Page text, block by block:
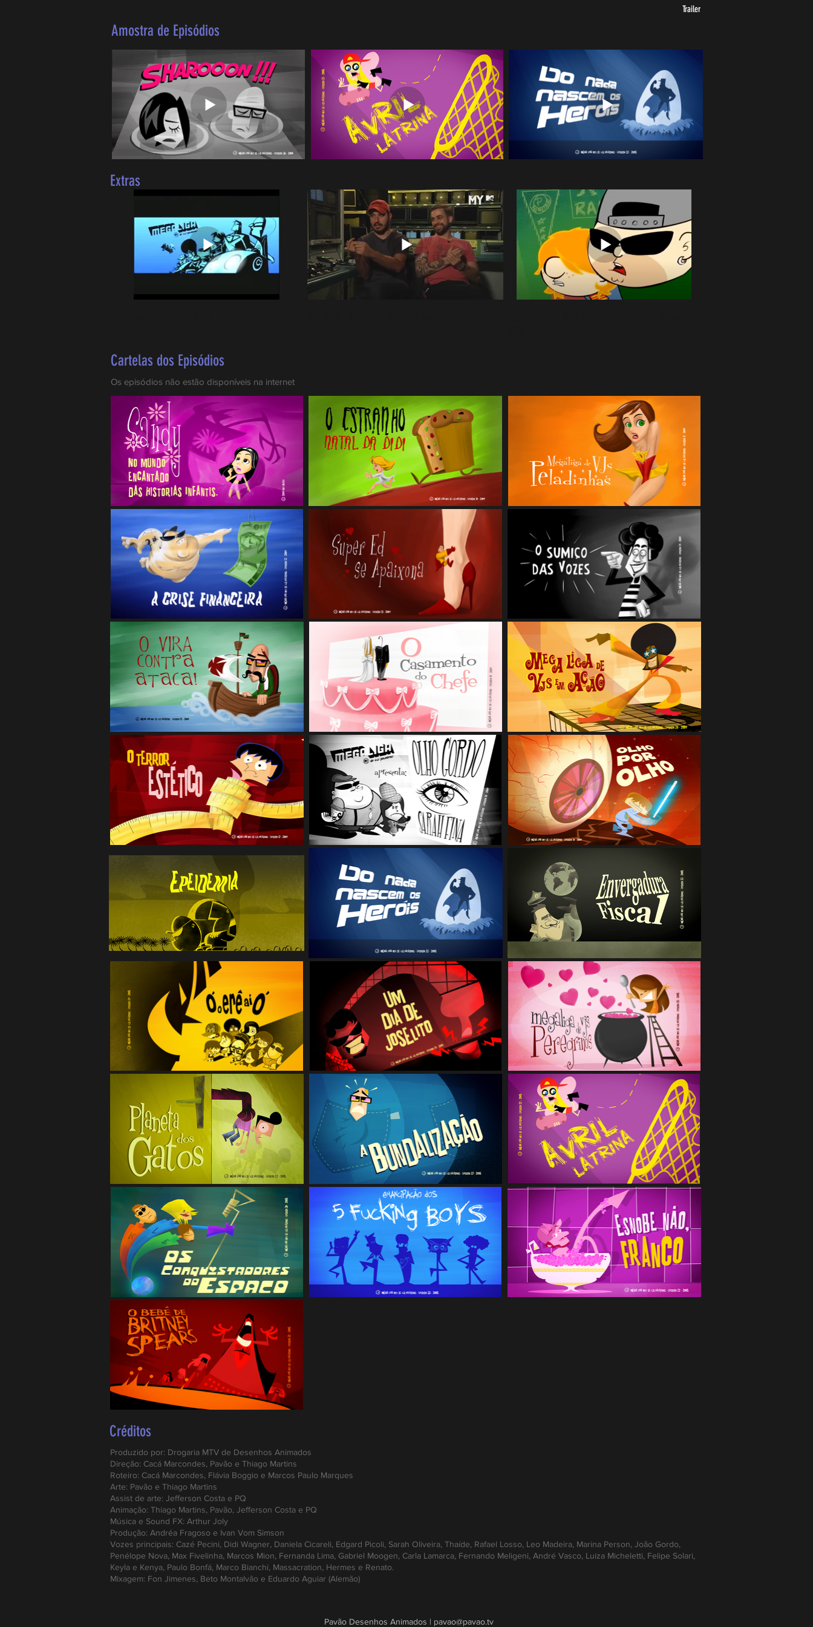
Trailer
Amostra de Episódios
Extras
Cartelas dos Episódios
Os episódios não estão disponíveis na internet
Créditos
Produzido por: Drogaria MTV de Desenhos Animados
Direção: Cacá Marcondes, Pavão e Thiago Martins
Roteiro: Cacá Marcondes, Flávia Boggio e Marcos Paulo Marques
Arte: Pavão e Thiago Martins
Assist de arte: Jefferson Costa e PQ
Animação: Thiago Martins, Pavão, Jefferson Costa e PQ
Música e Sound FX: Arthur Joly
Produção: Andréa Fragoso e Ivan Vom Simson
Vozes principais: Cazé Pecini, Didi Wagner, Daniela Cicareli, Edgard Picoli, Sarah Oliveira, Thaíde, Rafael Losso, Leo Madeira, Marina Person, João Gordo,
Penélope Nova, Max Fivelinha, Marcos Mion, Fernanda Lima, Gabriel Moogen, Carla Lamarca, Fernando Meligeni, André Vasco, Luiza Micheletti, Felipe Solari,
Keyla e Kenya, Paulo Bonfá, Marco Bianchi, Massacration, Hermes e Renato.
Mixagem: Fon Jimenes, Beto Montalvão e Eduardo Aguiar (Alemão)
Pavão Desenhos Animados | pavao@pavao.tv